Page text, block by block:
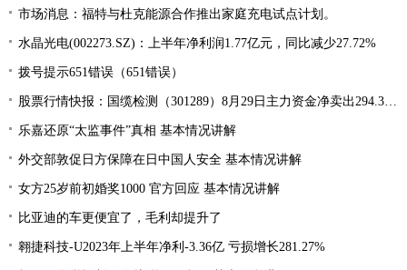
市场消息：福特与杜克能源合作推出家庭充电试点计划。
水晶光电(002273.SZ)：上半年净利润1.77亿元，同比减少27.72%
拨号提示651错误（651错误）
股票行情快报：国缆检测（301289）8月29日主力资金净卖出294.37万元
乐嘉还原“太监事件”真相 基本情况讲解
外交部敦促日方保障在日中国人安全 基本情况讲解
女方25岁前初婚奖1000 官方回应 基本情况讲解
比亚迪的车更便宜了，毛利却提升了
翱捷科技-U2023年上半年净利-3.36亿 亏损增长281.27%